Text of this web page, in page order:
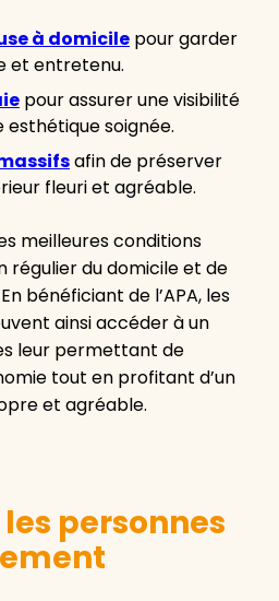
à domicile pour garder
et entretenu.
pour assurer une visibilité
esthétique soignée.
afin de préserver
fleuri et agréable.
meilleures conditions
régulier du domicile et de
bénéficiant de l’APA, les
ainsi accéder à un
leur permettant de
tout en profitant d’un
et agréable.
les personnes